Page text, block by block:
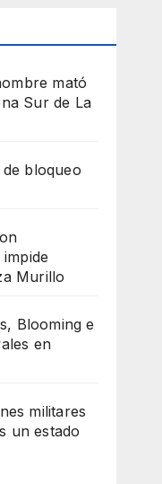
mató
Sur de La
bloqueo
Murillo
Blooming e
en
militares
un estado